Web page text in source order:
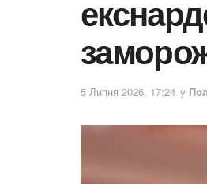
5 Липня 2026, 17:24 у